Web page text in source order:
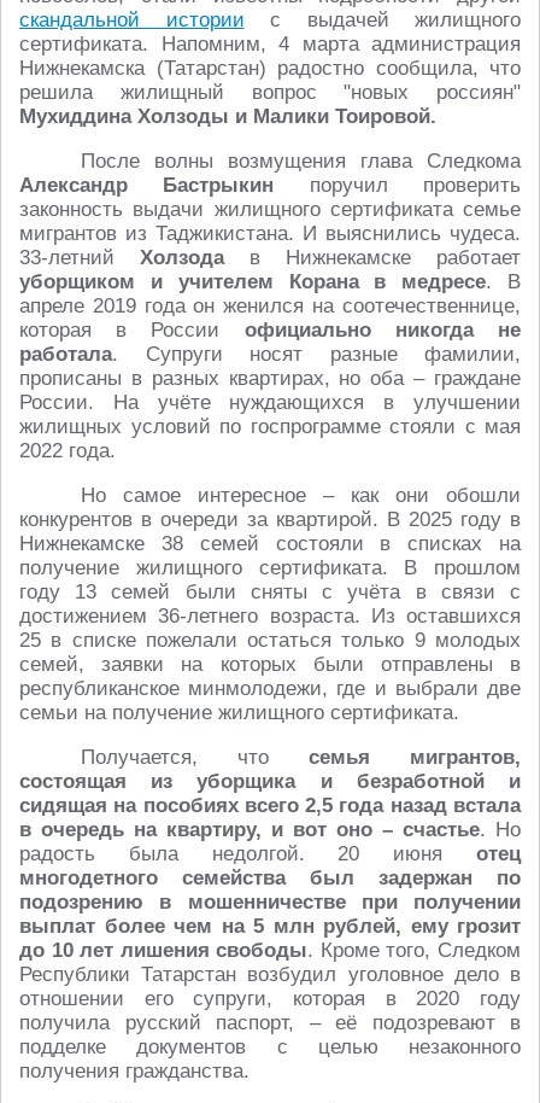
скандальной истории с выдачей жилищного
сертификата. Напомним, 4 марта администрация
Нижнекамска (Татарстан) радостно сообщила, что
решила жилищный вопрос "новых россиян"
Мухиддина Холзоды и Малики Тоировой.
После волны возмущения глава Следкома
Александр Бастрыкин поручил проверить
законность выдачи жилищного сертификата семье
мигрантов из Таджикистана. И выяснились чудеса.
33-летний Холзода в Нижнекамске работает
уборщиком и учителем Корана в медресе. В
апреле 2019 года он женился на соотечественнице,
которая в России официально никогда не
работала. Супруги носят разные фамилии,
прописаны в разных квартирах, но оба – граждане
России. На учёте нуждающихся в улучшении
жилищных условий по госпрограмме стояли с мая
2022 года.
Но самое интересное – как они обошли
конкурентов в очереди за квартирой. В 2025 году в
Нижнекамске 38 семей состояли в списках на
получение жилищного сертификата. В прошлом
году 13 семей были сняты с учёта в связи с
достижением 36-летнего возраста. Из оставшихся
25 в списке пожелали остаться только 9 молодых
семей, заявки на которых были отправлены в
республиканское минмолодежи, где и выбрали две
семьи на получение жилищного сертификата.
Получается, что семья мигрантов,
состоящая из уборщика и безработной и
сидящая на пособиях всего 2,5 года назад встала
в очередь на квартиру, и вот оно – счастье. Но
радость была недолгой. 20 июня отец
многодетного семейства был задержан по
подозрению в мошенничестве при получении
выплат более чем на 5 млн рублей, ему грозит
до 10 лет лишения свободы. Кроме того, Следком
Республики Татарстан возбудил уголовное дело в
отношении его супруги, которая в 2020 году
получила русский паспорт, – её подозревают в
подделке документов с целью незаконного
получения гражданства.